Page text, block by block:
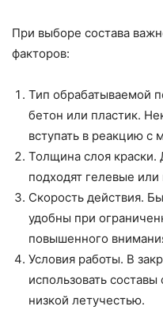
При выборе состава
факторов:
Тип обрабатываемой
бетон или пластик.
вступать в реакцию с
Толщина слоя
подходят гелевые
Скорость действия.
удобны при
повышенного
Условия работы. В
использовать
низкой летучестью.